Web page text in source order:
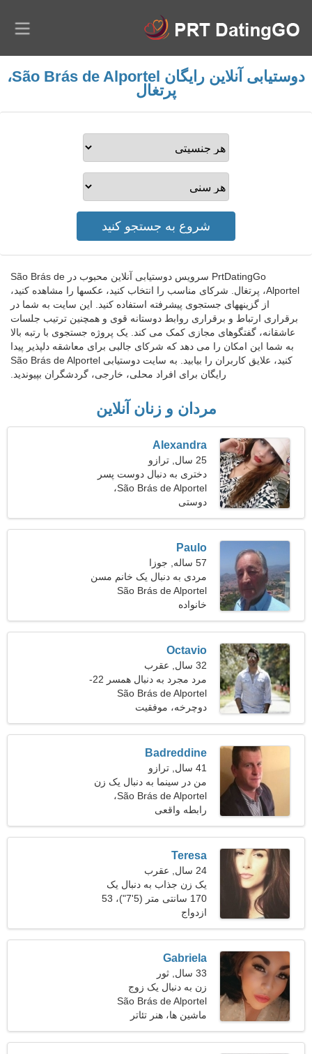
دوستیابی آنلاین رایگان São Brás de Alportel،
پرتغال
PrtDatingGo سرویس دوستیابی آنلاین محبوب در São Brás de
Alportel، پرتغال. شرکای مناسب را انتخاب کنید، عکسها را مشاهده کنید،
از گزینههای جستجوی پیشرفته استفاده کنید. این سایت به شما در
برقراری ارتباط و برقراری روابط دوستانه قوی و همچنین ترتیب جلسات
عاشقانه، گفتگوهای مجازی کمک می کند. یک پروژه جستجوی با رتبه بالا
به شما این امکان را می دهد که شرکای جالبی برای معاشقه دلپذیر پیدا
کنید، علایق کاربران را بیابید. به سایت دوستیابی São Brás de Alportel
رایگان برای افراد محلی، خارجی، گردشگران بپیوندید.
مردان و زنان آنلاین
Alexandra
25 سال, ترازو
دختری به دنبال دوست پسر
28-36
São Brás de Alportel،
پرتغال
دوستی
Paulo
57 ساله, جوزا
مردی به دنبال یک خانم مسن
São Brás de Alportel
خانواده
Octavio
32 سال, عقرب
مرد مجرد به دنبال همسر 22-
30
São Brás de Alportel
دوچرخه، موفقیت
Badreddine
41 سال, ترازو
من در سینما به دنبال یک زن
لاغر اندام کار می کنم São Brás de Alportel،
پرتغال
رابطه واقعی
Teresa
24 سال, عقرب
یک زن جذاب به دنبال یک
رابطه واقعی است
170 سانتی متر (5'7")، 53
کیلوگرم (116 پوند)
ازدواج
Gabriela
33 سال, ثور
زن به دنبال یک زوج
São Brás de Alportel
ماشین ها، هنر تئاتر